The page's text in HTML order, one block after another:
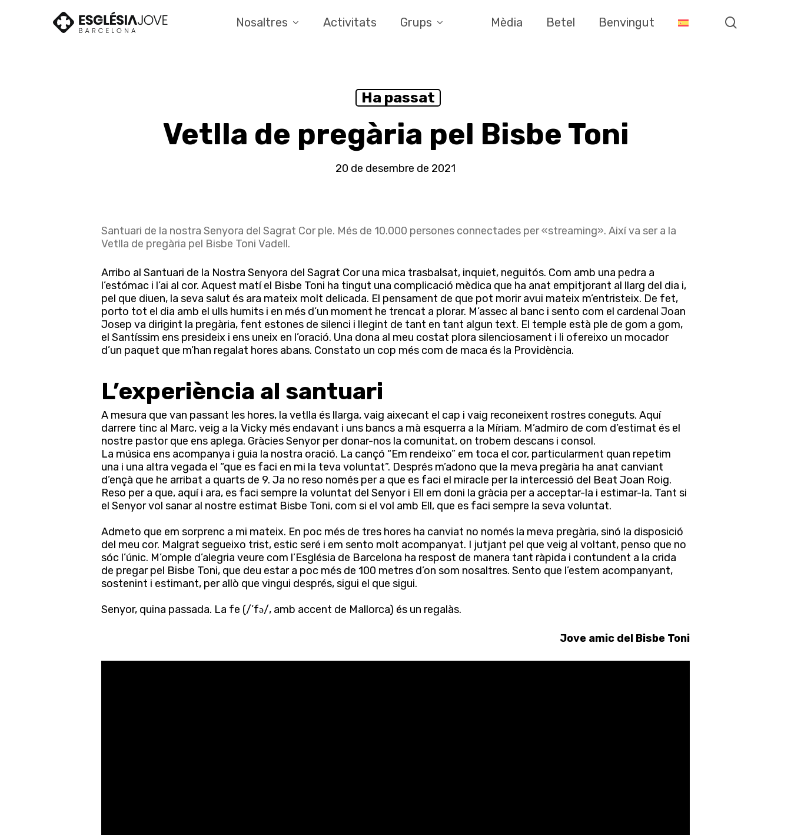
Premeu Intro per cercar o ESC per tancar
Nosaltres Activitats Grups Mèdia Betel Benvingut
Ha passat
Vetlla de pregària pel Bisbe Toni
20 de desembre de 2021
Santuari de la nostra Senyora del Sagrat Cor ple. Més de 10.000 persones connectades per «streaming». Així va ser a la
Vetlla de pregària pel Bisbe Toni Vadell.
Arribo al Santuari de la Nostra Senyora del Sagrat Cor una mica trasbalsat, inquiet, neguitós. Com amb una pedra a
l’estómac i l’ai al cor. Aquest matí el Bisbe Toni ha tingut una complicació mèdica que ha anat empitjorant al llarg del dia i,
pel que diuen, la seva salut és ara mateix molt delicada. El pensament de que pot morir avui mateix m’entristeix. De fet,
porto tot el dia amb el ulls humits i en més d’un moment he trencat a plorar. M’assec al banc i sento com el cardenal Joan
Josep va dirigint la pregària, fent estones de silenci i llegint de tant en tant algun text. El temple està ple de gom a gom,
el Santíssim ens presideix i ens uneix en l’oració. Una dona al meu costat plora silenciosament i li ofereixo un mocador
d’un paquet que m’han regalat hores abans. Constato un cop més com de maca és la Providència.
L’experiència al santuari
A mesura que van passant les hores, la vetlla és llarga, vaig aixecant el cap i vaig reconeixent rostres coneguts. Aquí
darrere tinc al Marc, veig a la Vicky més endavant i uns bancs a mà esquerra a la Míriam. M’admiro de com d’estimat és el
nostre pastor que ens aplega. Gràcies Senyor per donar-nos la comunitat, on trobem descans i consol.
La música ens acompanya i guia la nostra oració. La cançó “Em rendeixo” em toca el cor, particularment quan repetim
una i una altra vegada el “que es faci en mi la teva voluntat”. Després m’adono que la meva pregària ha anat canviant
d’ençà que he arribat a quarts de 9. Ja no reso només per a que es faci el miracle per la intercessió del Beat Joan Roig.
Reso per a que, aquí i ara, es faci sempre la voluntat del Senyor i Ell em doni la gràcia per a acceptar-la i estimar-la. Tant si
el Senyor vol sanar al nostre estimat Bisbe Toni, com si el vol amb Ell, que es faci sempre la seva voluntat.
Admeto que em sorprenc a mi mateix. En poc més de tres hores ha canviat no només la meva pregària, sinó la disposició
del meu cor. Malgrat segueixo trist, estic seré i em sento molt acompanyat. I jutjant pel que veig al voltant, penso que no
sóc l’únic. M’omple d’alegria veure com l’Església de Barcelona ha respost de manera tant ràpida i contundent a la crida
de pregar pel Bisbe Toni, que deu estar a poc més de 100 metres d’on som nosaltres. Sento que l’estem acompanyant,
sostenint i estimant, per allò que vingui després, sigui el que sigui.
Senyor, quina passada. La fe (/’fə/, amb accent de Mallorca) és un regalàs.
Jove amic del Bisbe Toni